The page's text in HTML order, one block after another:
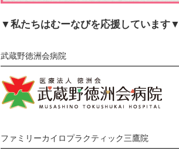
▼私たちはむーなびを応援しています▼
武蔵野徳洲会病院
ファミリーカイロプラクティック三鷹院